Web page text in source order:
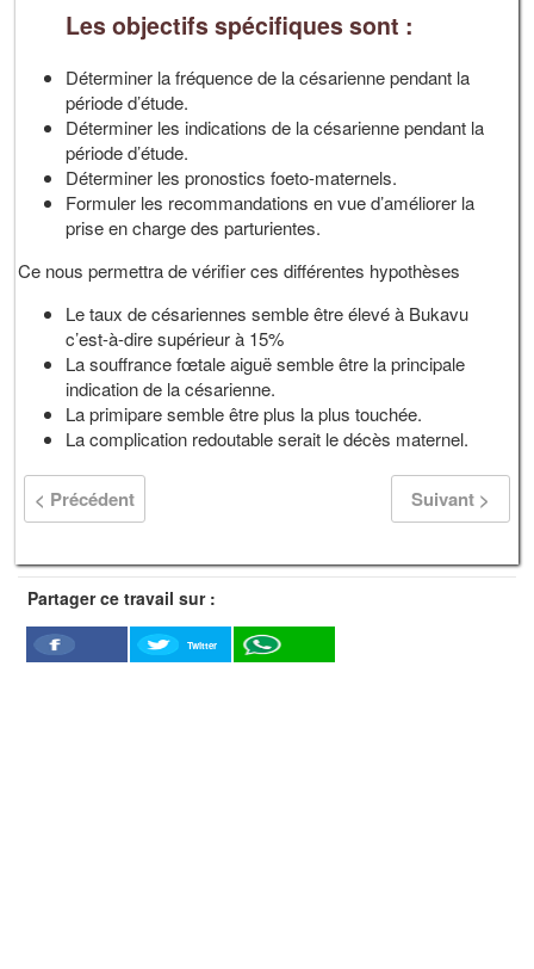
Les objectifs spécifiques sont :
Déterminer la fréquence de la césarienne pendant la
période d’étude.
Déterminer les indications de la césarienne pendant la
période d’étude.
Déterminer les pronostics foeto-maternels.
Formuler les recommandations en vue d’améliorer la
prise en charge des parturientes.
Ce nous permettra de vérifier ces différentes hypothèses
Le taux de césariennes semble être élevé à Bukavu
c’est-à-dire supérieur à 15%
La souffrance fœtale aiguë semble être la principale
indication de la césarienne.
La primipare semble être plus la plus touchée.
La complication redoutable serait le décès maternel.
< Précédent Suivant >
Partager ce travail sur :
Facebook
Twitter